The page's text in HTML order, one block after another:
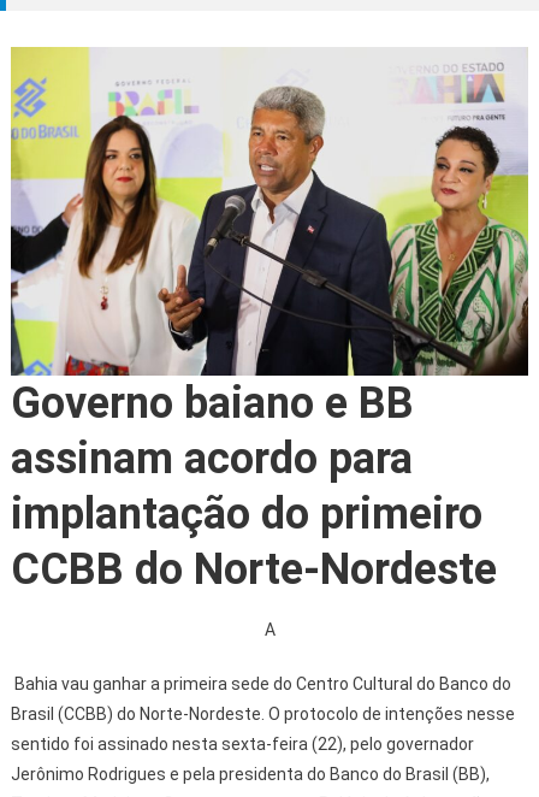
Governo baiano e BB
assinam acordo para
implantação do primeiro
CCBB do Norte-Nordeste
A
Bahia vau ganhar a primeira sede do Centro Cultural do Banco do
Brasil (CCBB) do Norte-Nordeste. O protocolo de intenções nesse
sentido foi assinado nesta sexta-feira (22), pelo governador
Jerônimo Rodrigues e pela presidenta do Banco do Brasil (BB),